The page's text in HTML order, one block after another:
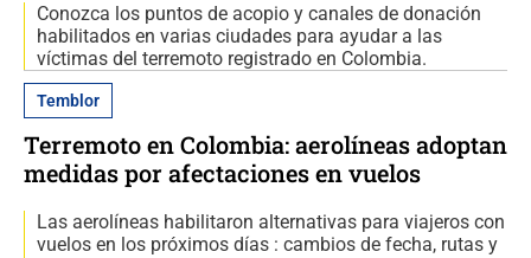
Conozca los puntos de acopio y canales de donación
habilitados en varias ciudades para ayudar a las
víctimas del terremoto registrado en Colombia.
Temblor
Terremoto en Colombia: aerolíneas adoptan
medidas por afectaciones en vuelos
Las aerolíneas habilitaron alternativas para viajeros con
vuelos en los próximos días : cambios de fecha, rutas y